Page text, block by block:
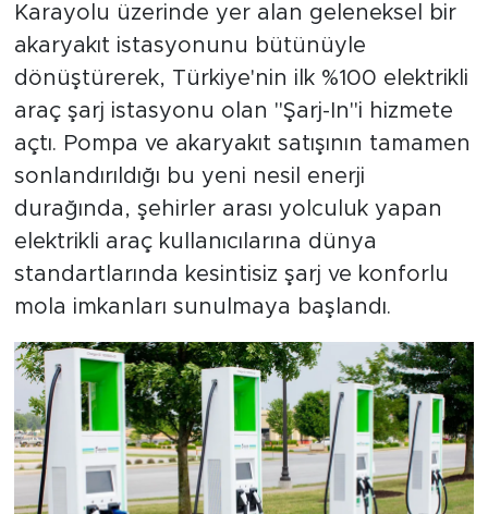
Karayolu üzerinde yer alan geleneksel bir
akaryakıt istasyonunu bütünüyle
dönüştürerek, Türkiye'nin ilk %100 elektrikli
araç şarj istasyonu olan "Şarj-In"i hizmete
açtı. Pompa ve akaryakıt satışının tamamen
sonlandırıldığı bu yeni nesil enerji
durağında, şehirler arası yolculuk yapan
elektrikli araç kullanıcılarına dünya
standartlarında kesintisiz şarj ve konforlu
mola imkanları sunulmaya başlandı.